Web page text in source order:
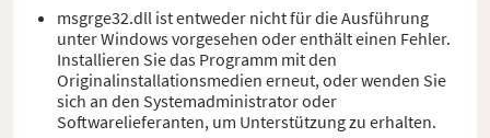
msgrge32.dll ist entweder nicht für die Ausführung
unter Windows vorgesehen oder enthält einen Fehler.
Installieren Sie das Programm mit den
Originalinstallationsmedien erneut, oder wenden Sie
sich an den Systemadministrator oder
Softwarelieferanten, um Unterstützung zu erhalten.